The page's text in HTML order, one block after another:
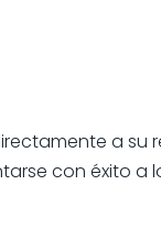
a su
con éxito a